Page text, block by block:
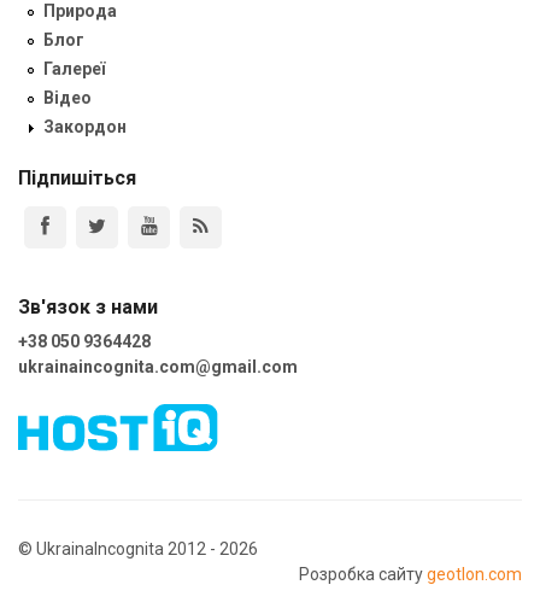
Природа
Блог
Галереї
Відео
Закордон
Підпишіться
Зв'язок з нами
+38 050 9364428
ukrainaincognita.com@gmail.com
© UkrainaIncognita 2012 - 2026
Розробка сайтуgeotlon.com